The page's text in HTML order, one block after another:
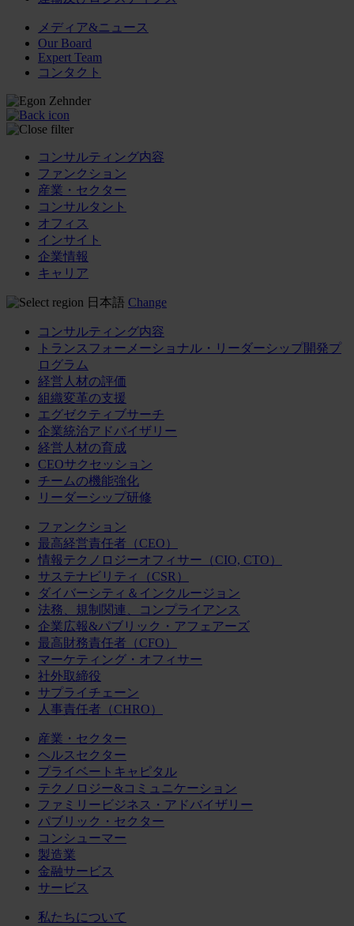
メディア&ニュース
Our Board
Expert Team
コンタクト
コンサルティング内容
ファンクション
産業・セクター
コンサルタント
オフィス
インサイト
企業情報
キャリア
日本語 Change
コンサルティング内容
トランスフォーメーショナル・リーダーシップ開発プ
ログラム
経営人材の評価
組織変革の支援
エグゼクティブサーチ
企業統治アドバイザリー
経営人材の育成
CEOサクセッション
チームの機能強化
リーダーシップ研修
ファンクション
最高経営責任者（CEO）
情報テクノロジーオフィサー（CIO, CTO）
サステナビリティ（CSR）
ダイバーシティ＆インクルージョン
法務、規制関連、コンプライアンス
企業広報&パブリック・アフェアーズ
最高財務責任者（CFO）
マーケティング・オフィサー
社外取締役
サプライチェーン
人事責任者（CHRO）
産業・セクター
ヘルスセクター
プライベートキャピタル
テクノロジー&コミュニケーション
ファミリービジネス・アドバイザリー
パブリック・セクター
コンシューマー
製造業
金融サービス
サービス
私たちについて